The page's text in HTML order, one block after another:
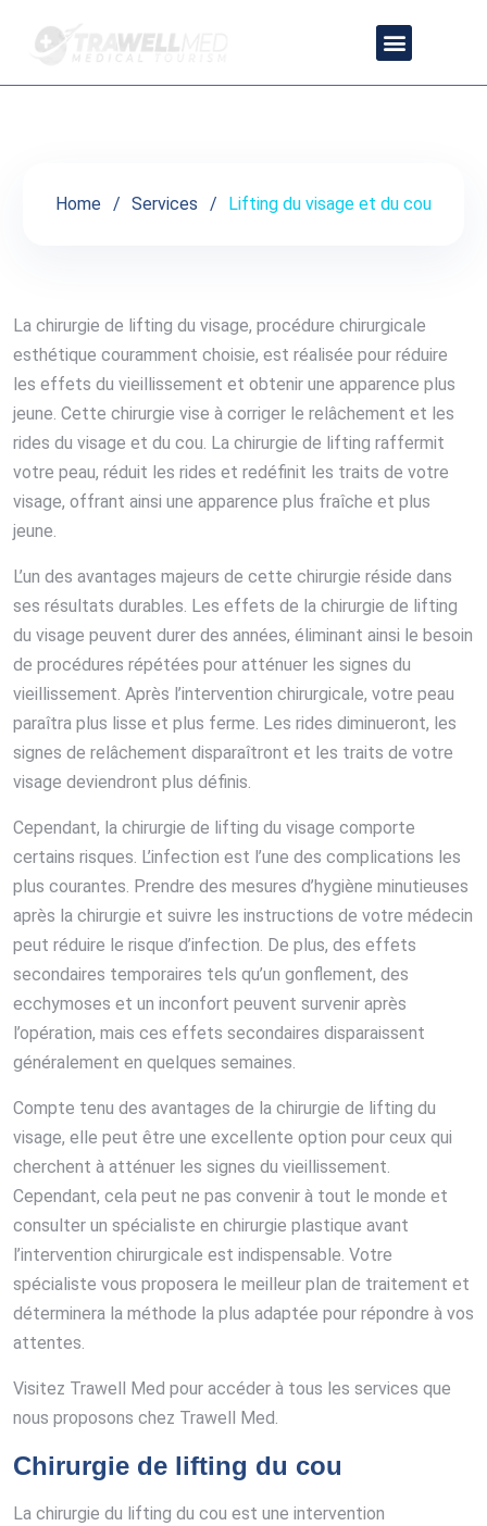
Lifting du visage et du cou
Home Services Lifting du visage et du cou
La chirurgie de lifting du visage, procédure chirurgicale
esthétique couramment choisie, est réalisée pour réduire
les effets du vieillissement et obtenir une apparence plus
jeune. Cette chirurgie vise à corriger le relâchement et les
rides du visage et du cou. La chirurgie de lifting raffermit
votre peau, réduit les rides et redéfinit les traits de votre
visage, offrant ainsi une apparence plus fraîche et plus
jeune.
L’un des avantages majeurs de cette chirurgie réside dans
ses résultats durables. Les effets de la chirurgie de lifting
du visage peuvent durer des années, éliminant ainsi le besoin
de procédures répétées pour atténuer les signes du
vieillissement. Après l’intervention chirurgicale, votre peau
paraîtra plus lisse et plus ferme. Les rides diminueront, les
signes de relâchement disparaîtront et les traits de votre
visage deviendront plus définis.
Cependant, la chirurgie de lifting du visage comporte
certains risques. L’infection est l’une des complications les
plus courantes. Prendre des mesures d’hygiène minutieuses
après la chirurgie et suivre les instructions de votre médecin
peut réduire le risque d’infection. De plus, des effets
secondaires temporaires tels qu’un gonflement, des
ecchymoses et un inconfort peuvent survenir après
l’opération, mais ces effets secondaires disparaissent
généralement en quelques semaines.
Compte tenu des avantages de la chirurgie de lifting du
visage, elle peut être une excellente option pour ceux qui
cherchent à atténuer les signes du vieillissement.
Cependant, cela peut ne pas convenir à tout le monde et
consulter un spécialiste en chirurgie plastique avant
l’intervention chirurgicale est indispensable. Votre
spécialiste vous proposera le meilleur plan de traitement et
déterminera la méthode la plus adaptée pour répondre à vos
attentes.
Visitez Trawell Med pour accéder à tous les services que
nous proposons chez Trawell Med.
Chirurgie de lifting du cou
La chirurgie du lifting du cou est une intervention